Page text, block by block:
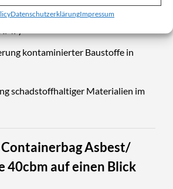
DatenschutzerklärungImpressum
mit hohem Aufkommen an
kontaminierter Baustoffe in
schadstoffhaltiger Materialien im
Asbest/
40cbm auf einen Blick